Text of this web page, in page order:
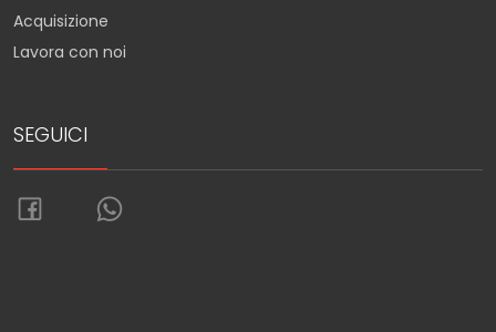
Acquisizione
Lavora con noi
SEGUICI